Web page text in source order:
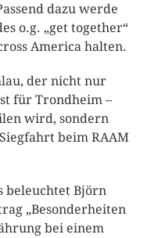
dazu werde
o.g. „get together“
America halten.
der nicht nur
für Trondheim –
wird, sondern
beim RAAM
beleuchtet Björn
„Besonderheiten
bei einem